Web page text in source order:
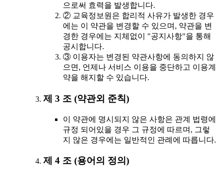
으로써 효력을 발생합니다.
② 교육정보원은 합리적 사유가 발생한 경우
에는 이 약관을 변경할 수 있으며, 약관을 변
경한 경우에는 지체없이 "공지사항"을 통해
공시합니다.
③ 이용자는 변경된 약관사항에 동의하지 않
으면, 언제나 서비스 이용을 중단하고 이용계
약을 해지할 수 있습니다.
제 3 조 (약관외 준칙)
이 약관에 명시되지 않은 사항은 관계 법령에
규정 되어있을 경우 그 규정에 따르며, 그렇
지 않은 경우에는 일반적인 관례에 따릅니다.
제 4 조 (용어의 정의)